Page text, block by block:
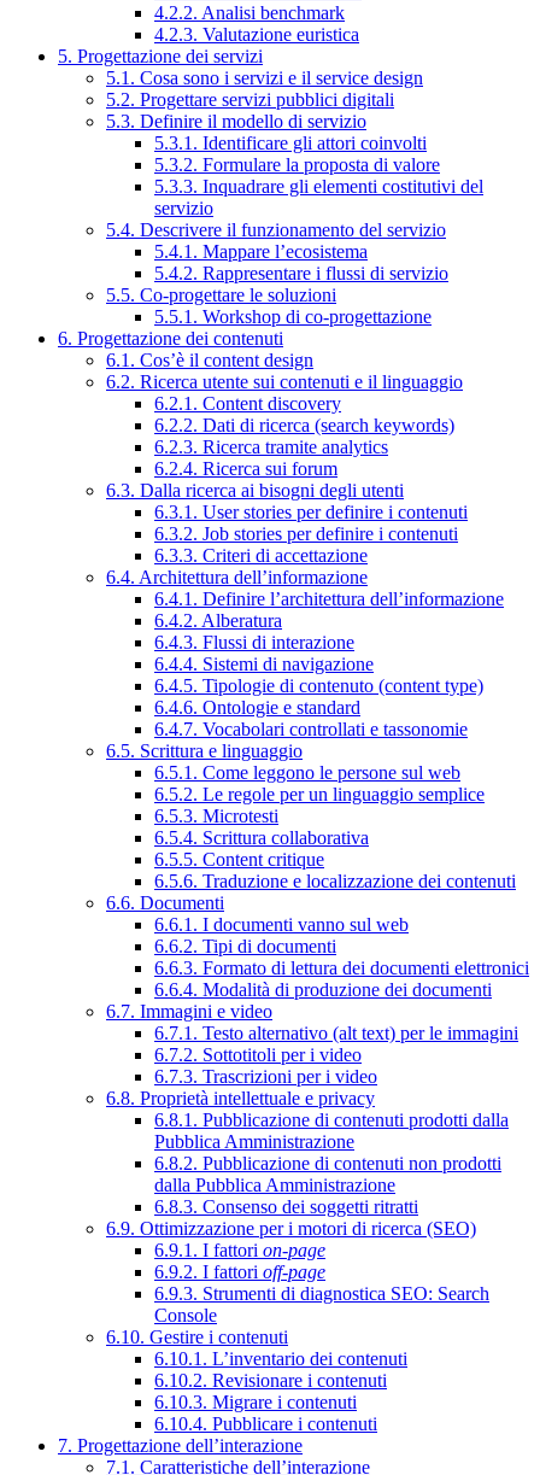
4.2.2. Analisi benchmark
4.2.3. Valutazione euristica
5. Progettazione dei servizi
5.1. Cosa sono i servizi e il service design
5.2. Progettare servizi pubblici digitali
5.3. Definire il modello di servizio
5.3.1. Identificare gli attori coinvolti
5.3.2. Formulare la proposta di valore
5.3.3. Inquadrare gli elementi costitutivi del
servizio
5.4. Descrivere il funzionamento del servizio
5.4.1. Mappare l’ecosistema
5.4.2. Rappresentare i flussi di servizio
5.5. Co-progettare le soluzioni
5.5.1. Workshop di co-progettazione
6. Progettazione dei contenuti
6.1. Cos’è il content design
6.2. Ricerca utente sui contenuti e il linguaggio
6.2.1. Content discovery
6.2.2. Dati di ricerca (search keywords)
6.2.3. Ricerca tramite analytics
6.2.4. Ricerca sui forum
6.3. Dalla ricerca ai bisogni degli utenti
6.3.1. User stories per definire i contenuti
6.3.2. Job stories per definire i contenuti
6.3.3. Criteri di accettazione
6.4. Architettura dell’informazione
6.4.1. Definire l’architettura dell’informazione
6.4.2. Alberatura
6.4.3. Flussi di interazione
6.4.4. Sistemi di navigazione
6.4.5. Tipologie di contenuto (content type)
6.4.6. Ontologie e standard
6.4.7. Vocabolari controllati e tassonomie
6.5. Scrittura e linguaggio
6.5.1. Come leggono le persone sul web
6.5.2. Le regole per un linguaggio semplice
6.5.3. Microtesti
6.5.4. Scrittura collaborativa
6.5.5. Content critique
6.5.6. Traduzione e localizzazione dei contenuti
6.6. Documenti
6.6.1. I documenti vanno sul web
6.6.2. Tipi di documenti
6.6.3. Formato di lettura dei documenti elettronici
6.6.4. Modalità di produzione dei documenti
6.7. Immagini e video
6.7.1. Testo alternativo (alt text) per le immagini
6.7.2. Sottotitoli per i video
6.7.3. Trascrizioni per i video
6.8. Proprietà intellettuale e privacy
6.8.1. Pubblicazione di contenuti prodotti dalla
Pubblica Amministrazione
6.8.2. Pubblicazione di contenuti non prodotti
dalla Pubblica Amministrazione
6.8.3. Consenso dei soggetti ritratti
6.9. Ottimizzazione per i motori di ricerca (SEO)
6.9.1. I fattori on-page
6.9.2. I fattori off-page
6.9.3. Strumenti di diagnostica SEO: Search
Console
6.10. Gestire i contenuti
6.10.1. L’inventario dei contenuti
6.10.2. Revisionare i contenuti
6.10.3. Migrare i contenuti
6.10.4. Pubblicare i contenuti
7. Progettazione dell’interazione
7.1. Caratteristiche dell’interazione